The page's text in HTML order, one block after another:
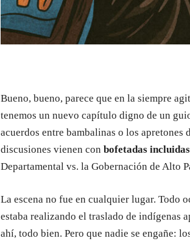
Bueno, bueno, parece que en la siempre
tenemos un nuevo capítulo digno de un
acuerdos entre bambalinas o los apretones
discusiones vienen con bofetadas incluidas
Departamental vs. la Gobernación de Alto
La escena no fue en cualquier lugar. Todo
estaba realizando el traslado de indígenas
ahí, todo bien. Pero que nadie se engañe: